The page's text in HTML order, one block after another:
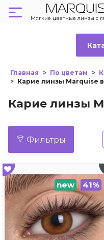
Мягкие цветные линзы с
Главная По цветам
Карие линзы Marquise
Карие линзы
Фильтры
new 41%